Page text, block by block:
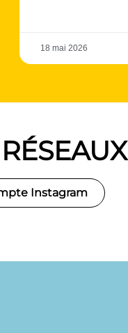
18 mai 2026
Instagram